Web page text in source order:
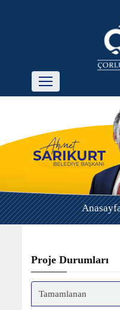
Proje Durumları
Tamamlanan